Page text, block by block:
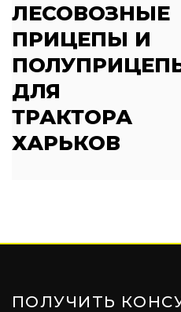
ЛЕСОВОЗНЫЕ
ПРИЦЕПЫ И
ДЛЯ
ТРАКТОРА
ХАРЬКОВ
ПОЛУЧИТЬ